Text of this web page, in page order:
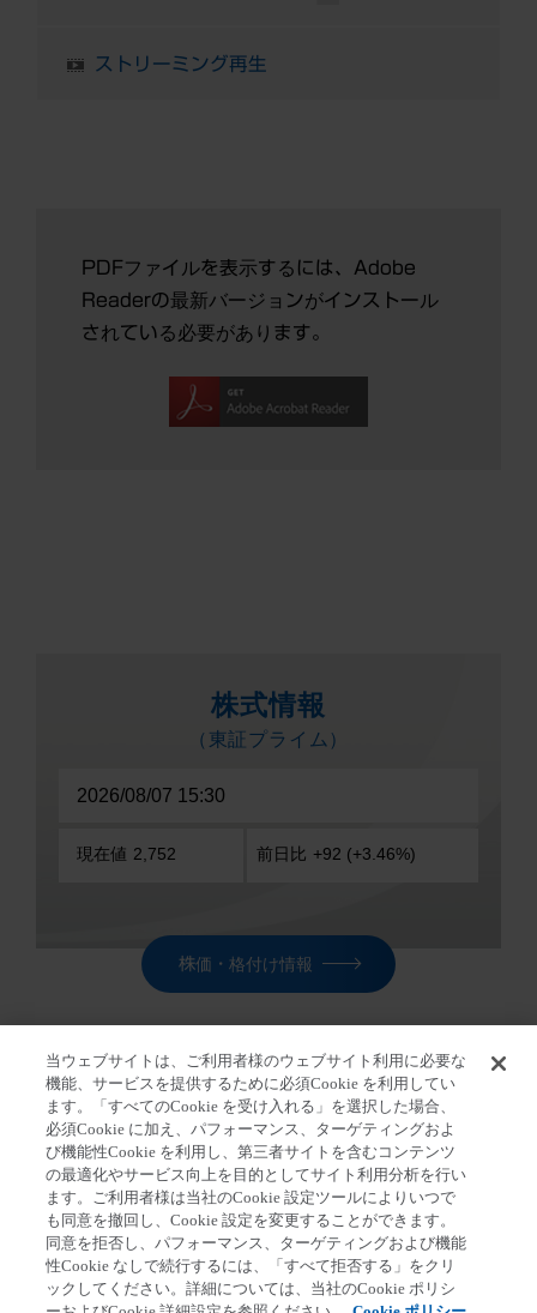
ホーム > 株主・投資家の皆さま > IR ライブラリ >
発表関連資料 > 2018年度
ストリーミング再生
PDFファイルを表示するには、Adobe
Readerの最新バージョンがインストール
されている必要があります。
株価・格付け情報
第一三共個人情報保護方針 クッキーポリシー
ソーシャルメディアポリシー ご利用条件
当ウェブサイトは、ご利用者様のウェブサイト利用に必要な
機能、サービスを提供するために必須Cookie を利用してい
ます。「すべてのCookie を受け入れる」を選択した場合、
必須Cookie に加え、パフォーマンス、ターゲティングおよ
び機能性Cookie を利用し、第三者サイトを含むコンテンツ
の最適化やサービス向上を目的としてサイト利用分析を行い
ます。ご利用者様は当社のCookie 設定ツールによりいつで
も同意を撤回し、Cookie 設定を変更することができます。
同意を拒否し、パフォーマンス、ターゲティングおよび機能
性Cookie なしで続行するには、「すべて拒否する」をクリ
ックしてください。詳細については、当社のCookie ポリシ